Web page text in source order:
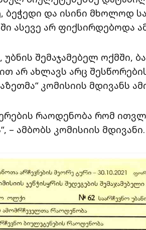
ბეჭედი და ისინი მხოლოდ
ასევე არ ფიქსირდებოდა
უბნის შემაჯამებელ ოქმში,
არ ახლავს არც
კომისიის მდივანს
რაოდენობა რომ
– ამბობს კომისიის მდივანი.